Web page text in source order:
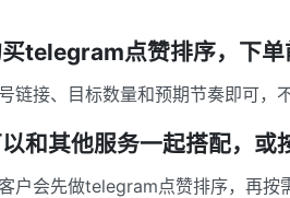
telegram点赞排序，下单
链接、目标数量和预期节奏即可，
和其他服务一起搭配，或
户会先做telegram点赞排序，再按